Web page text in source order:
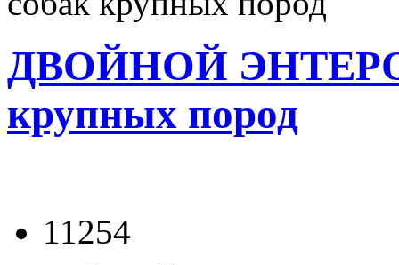
ДВОЙНОЙ
крупных пород
11254